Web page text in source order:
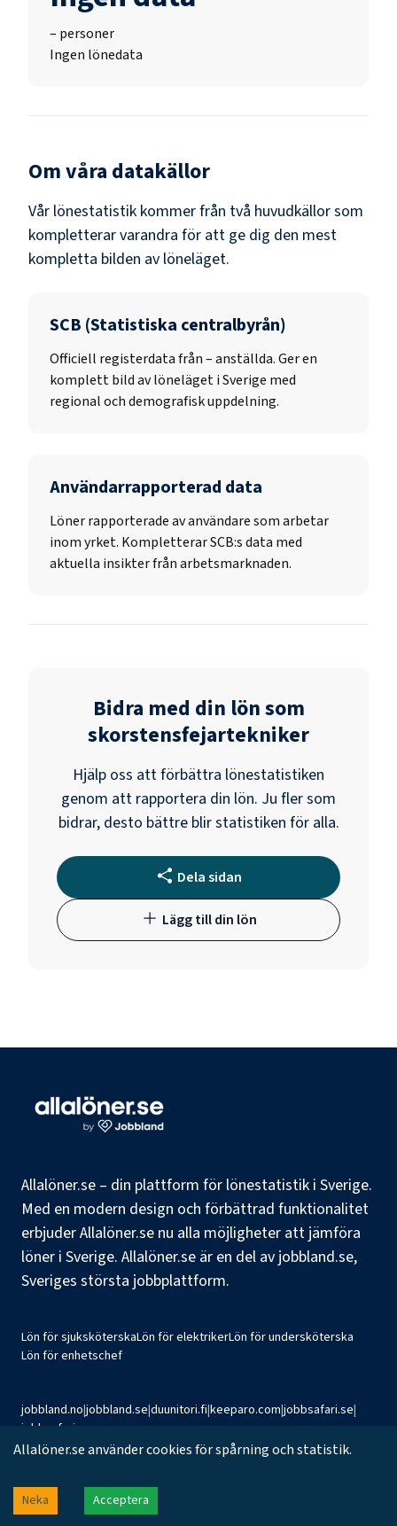
– personer
Ingen lönedata
Om våra datakällor
Vår lönestatistik kommer från två huvudkällor som
kompletterar varandra för att ge dig den mest
kompletta bilden av löneläget.
SCB (Statistiska centralbyrån)
Officiell registerdata från–anställda. Ger en
komplett bild av löneläget i Sverige med
regional och demografisk uppdelning.
Användarrapporterad data
Löner rapporterade av användare som arbetar
inom yrket. Kompletterar SCB:s data med
aktuella insikter från arbetsmarknaden.
Bidra med din lön som
skorstensfejartekniker
Hjälp oss att förbättra lönestatistiken
genom att rapportera din lön. Ju fler som
bidrar, desto bättre blir statistiken för alla.
Dela sidan
Lägg till din lön
Allalöner.se – din plattform för lönestatistik i Sverige.
Med en modern design och förbättrad funktionalitet
erbjuder Allalöner.se nu alla möjligheter att jämföra
löner i Sverige. Allalöner.se är en del av jobbland.se,
Sveriges största jobbplattform.
Lön för sjuksköterskaLön för elektrikerLön för undersköterska
Lön för enhetschef
jobbland.no|jobbland.se|duunitori.fi|keeparo.com|jobbsafari.se|
jobbsafari.no
©2026 Jobbland AB
Allalöner.se använder cookies för spårning och statistik.
Neka Acceptera